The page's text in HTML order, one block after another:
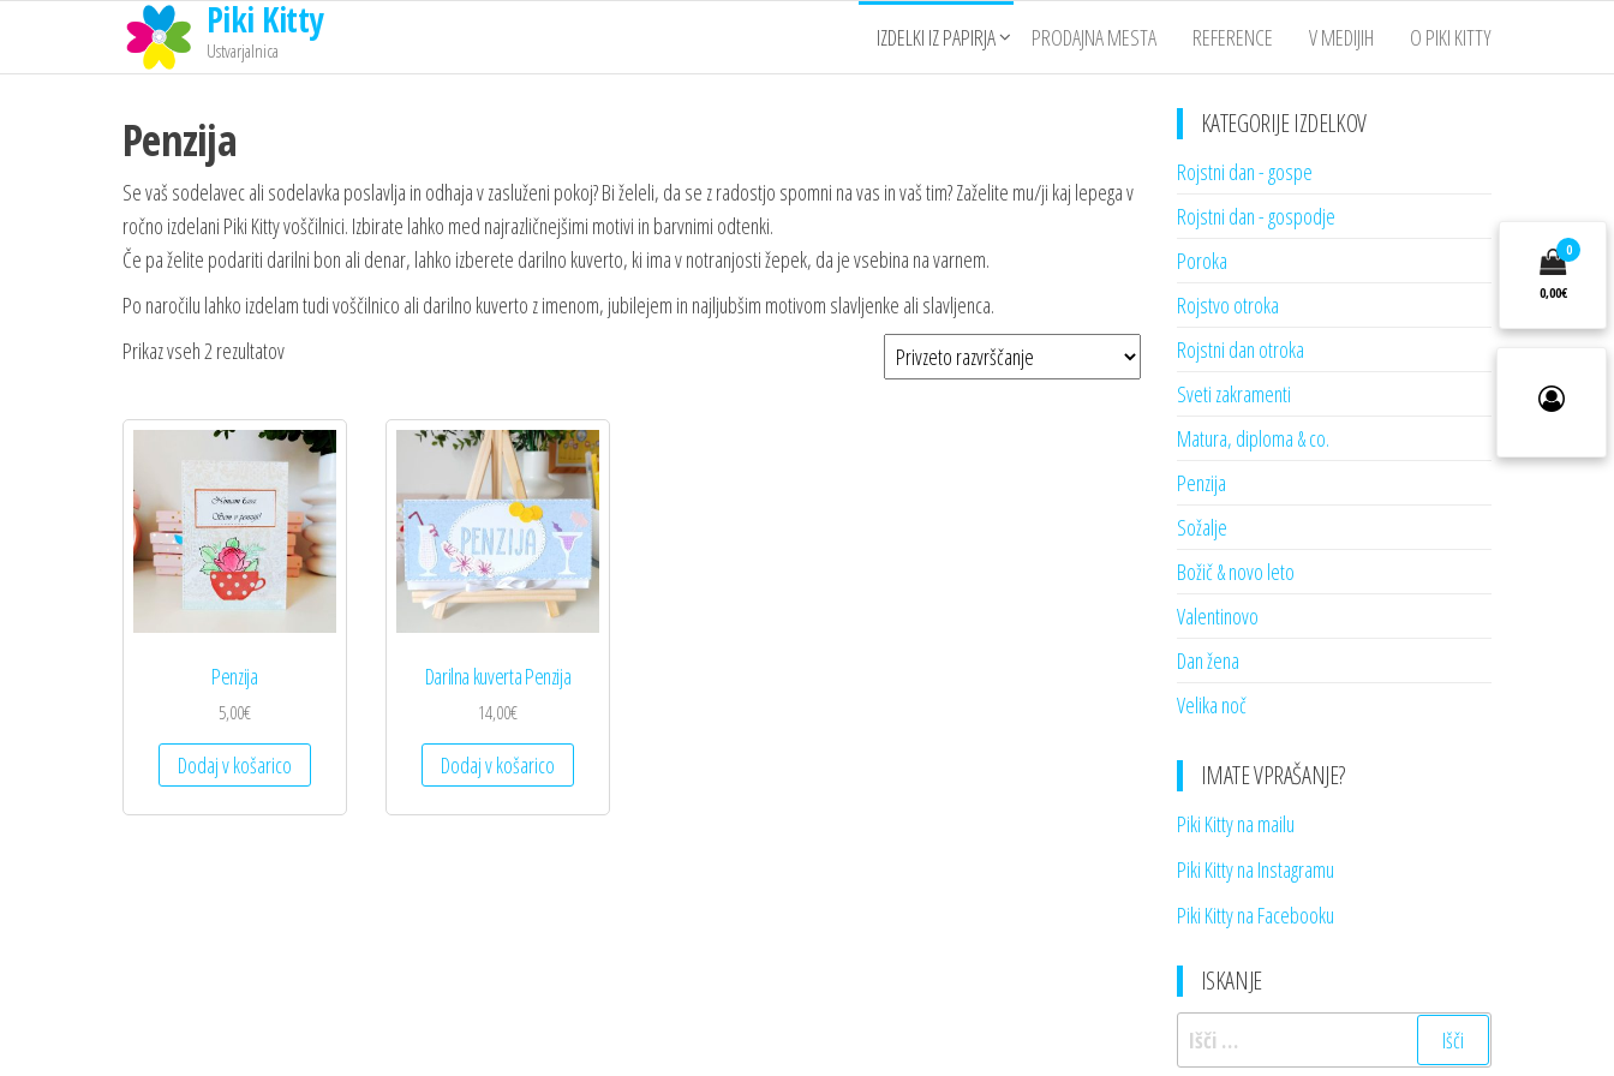
Piki Kitty
Ustvarjalnica IZDELKI IZ PAPIRJA PRODAJNA MESTA REFERENCE V MEDIJIH O PIKI KITTY
Penzija
Se vaš sodelavec ali sodelavka poslavlja in odhaja v zasluženi pokoj? Bi želeli, da se z radostjo spomni na vas in vaš tim? Zaželite mu/ji kaj lepega v
ročno izdelani Piki Kitty voščilnici. Izbirate lahko med najrazličnejšimi motivi in barvnimi odtenki.
Če pa želite podariti darilni bon ali denar, lahko izberete darilno kuverto, ki ima v notranjosti žepek, da je vsebina na varnem.
Po naročilu lahko izdelam tudi voščilnico ali darilno kuverto z imenom, jubilejem in najljubšim motivom slavljenke ali slavljenca.
Prikaz vseh 2 rezultatov
Penzija
5,00€
Dodaj v košarico
Darilna kuverta Penzija
14,00€
Dodaj v košarico
KATEGORIJE IZDELKOV
Rojstni dan - gospe
Rojstni dan - gospodje
Poroka
Rojstvo otroka
Rojstni dan otroka
Sveti zakramenti
Matura, diploma & co.
Penzija
Sožalje
Božič & novo leto
Valentinovo
Dan žena
Velika noč
IMATE VPRAŠANJE?
Piki Kitty na mailu
Piki Kitty na Instagramu
Piki Kitty na Facebooku
ISKANJE
Išči:
0
0,00€